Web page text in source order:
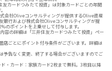
カードつみたて投資」は対象カードごとの年間
会社Oliveコンサルティングが提供するOlive資産
銀行および株式会社Oliveコンサルティングが提
のポイントを上乗せして付与します。
容の詳細は「三井住友カードつみたて投資」ペー
ごとにポイント付与条件がございます。詳細は
告なく変更、終了する場合がございますのでご
・カード：家族カード2枚まで無料。3枚目以降